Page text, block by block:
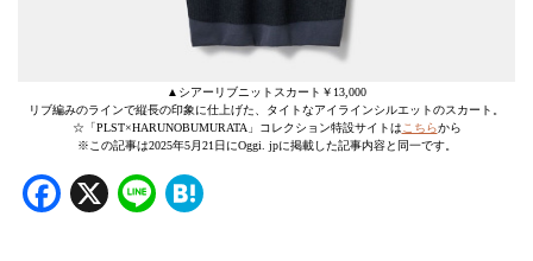
▲シアーリブニットスカート￥13,000
リブ編みのラインで縦長の印象に仕上げた、タイトなアイラインシルエットのスカート。
☆「PLST×HARUNOBUMURATA」コレクション特設サイトは こちらから
※この記事は2025年5月21日にOggi. jpに掲載した記事内容と同一です。
Facebook
X Line